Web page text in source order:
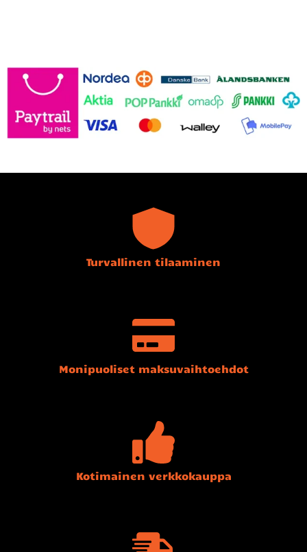
Turvallinen tilaaminen
Monipuoliset maksuvaihtoehdot
Kotimainen verkkokauppa